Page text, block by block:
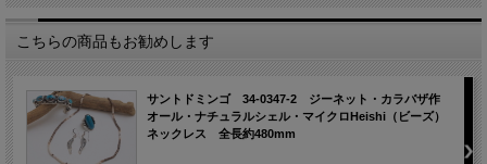
こちらの商品もお勧めします
サントドミンゴ 34-0347-2 ジーネット・カラバザ作
オール・ナチュラルシェル・マイクロHeishi（ビーズ）
ネックレス 全長約480mm